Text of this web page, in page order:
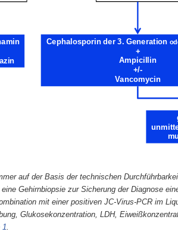
Pyrimethamin
Sulfadiazin
Cephalosporinder 3. Generation
+
Ampicillin
+/-
Vancomycin
auf der Basis der technischen
Gehirnbiopsie zur Sicherung der Diagnose
mit einer positiven JC-Virus-PCR im
Glukosekonzentration, LDH,
1.